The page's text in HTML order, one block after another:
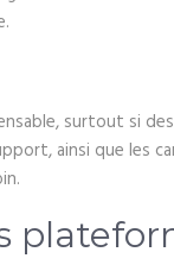
surtout si
ainsi que les